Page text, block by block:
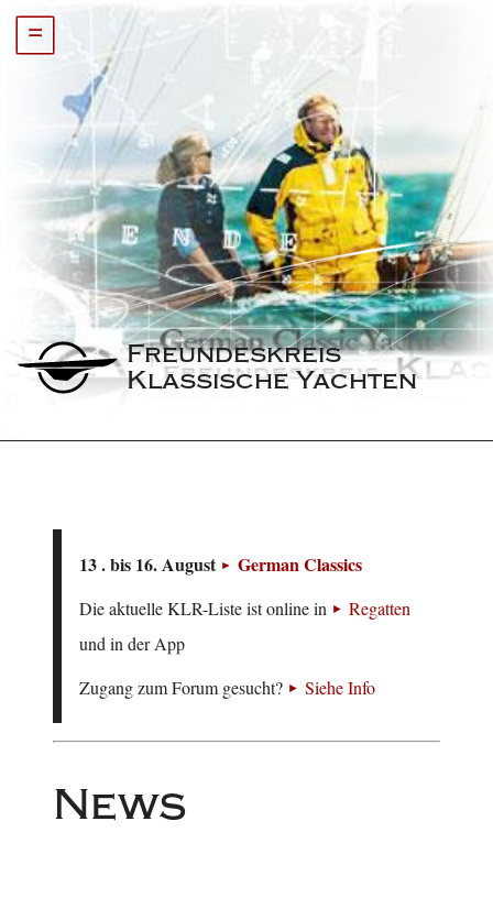
=
Freundeskreis
Klassische Yachten
13 . bis 16. August German Classics
Die aktuelle KLR-Liste ist online in
Regatten
und in der App
Zugang zum Forum gesucht?
Siehe Info
News